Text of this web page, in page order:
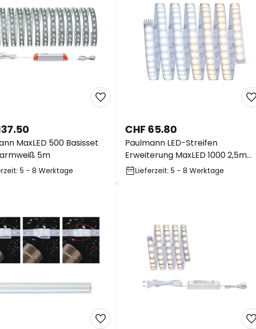
MaxLED 500 Basisset
5m
5 - 8 Werktage
Paulmann LED-Streifen
Erweiterung MaxLED 1000 2,5m
CCT IP44
CHF 65.80
Lieferzeit: 5 - 8 Werktage